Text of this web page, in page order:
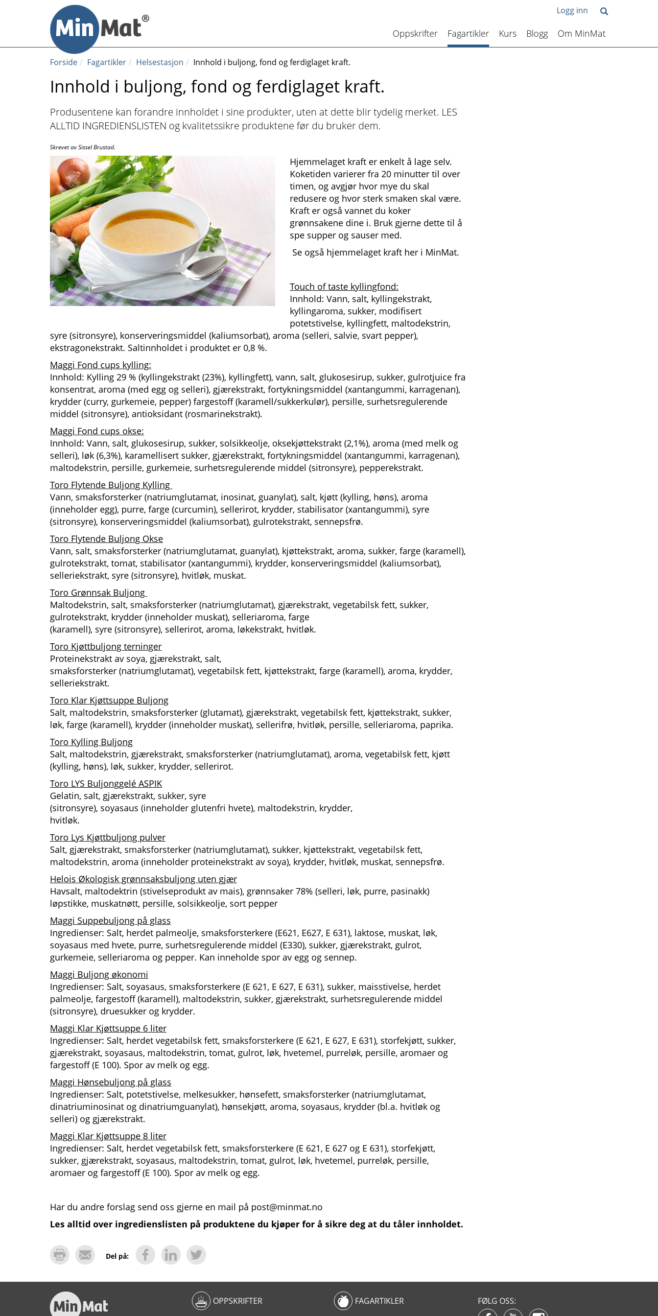
Logg inn
Oppskrifter Fagartikler Kurs Blogg Om MinMat
Forside Fagartikler Helsestasjon Innhold i buljong, fond og ferdiglaget kraft.
Innhold i buljong, fond og ferdiglaget kraft.
Produsentene kan forandre innholdet i sine produkter, uten at dette blir tydelig merket. LES
ALLTID INGREDIENSLISTEN og kvalitetssikre produktene før du bruker dem.
Skrevet av Sissel Brustad.
Hjemmelaget kraft er enkelt å lage selv.
Koketiden varierer fra 20 minutter til over
timen, og avgjør hvor mye du skal
redusere og hvor sterk smaken skal være.
Kraft er også vannet du koker
grønnsakene dine i. Bruk gjerne dette til å
spe supper og sauser med.
Se også hjemmelaget kraft her i MinMat.
Touch of taste kyllingfond:
Innhold: Vann, salt, kyllingekstrakt,
kyllingaroma, sukker, modifisert
potetstivelse, kyllingfett, maltodekstrin,
syre (sitronsyre), konserveringsmiddel (kaliumsorbat), aroma (selleri, salvie, svart pepper),
ekstragonekstrakt. Saltinnholdet i produktet er 0,8 %.
Maggi Fond cups kylling:
Innhold: Kylling 29 % (kyllingekstrakt (23%), kyllingfett), vann, salt, glukosesirup, sukker, gulrotjuice fra
konsentrat, aroma (med egg og selleri), gjærekstrakt, fortykningsmiddel (xantangummi, karragenan),
krydder (curry, gurkemeie, pepper) fargestoff (karamell/sukkerkulør), persille, surhetsregulerende
middel (sitronsyre), antioksidant (rosmarinekstrakt).
Maggi Fond cups okse:
Innhold: Vann, salt, glukosesirup, sukker, solsikkeolje, oksekjøttekstrakt (2,1%), aroma (med melk og
selleri), løk (6,3%), karamellisert sukker, gjærekstrakt, fortykningsmiddel (xantangummi, karragenan),
maltodekstrin, persille, gurkemeie, surhetsregulerende middel (sitronsyre), pepperekstrakt.
Toro Flytende Buljong Kylling
Vann, smaksforsterker (natriumglutamat, inosinat, guanylat), salt, kjøtt (kylling, høns), aroma
(inneholder egg), purre, farge (curcumin), sellerirot, krydder, stabilisator (xantangummi), syre
(sitronsyre), konserveringsmiddel (kaliumsorbat), gulrotekstrakt, sennepsfrø.
Toro Flytende Buljong Okse
Vann, salt, smaksforsterker (natriumglutamat, guanylat), kjøttekstrakt, aroma, sukker, farge (karamell),
gulrotekstrakt, tomat, stabilisator (xantangummi), krydder, konserveringsmiddel (kaliumsorbat),
selleriekstrakt, syre (sitronsyre), hvitløk, muskat.
Toro Grønnsak Buljong
Maltodekstrin, salt, smaksforsterker (natriumglutamat), gjærekstrakt, vegetabilsk fett, sukker,
gulrotekstrakt, krydder (inneholder muskat), selleriaroma, farge
(karamell), syre (sitronsyre), sellerirot, aroma, løkekstrakt, hvitløk.
Toro Kjøttbuljong terninger
Proteinekstrakt av soya, gjærekstrakt, salt,
smaksforsterker (natriumglutamat), vegetabilsk fett, kjøttekstrakt, farge (karamell), aroma, krydder,
selleriekstrakt.
Toro Klar Kjøttsuppe Buljong
Salt, maltodekstrin, smaksforsterker (glutamat), gjærekstrakt, vegetabilsk fett, kjøttekstrakt, sukker,
løk, farge (karamell), krydder (inneholder muskat), sellerifrø, hvitløk, persille, selleriaroma, paprika.
Toro Kylling Buljong
Salt, maltodekstrin, gjærekstrakt, smaksforsterker (natriumglutamat), aroma, vegetabilsk fett, kjøtt
(kylling, høns), løk, sukker, krydder, sellerirot.
Toro LYS Buljonggelé ASPIK
Gelatin, salt, gjærekstrakt, sukker, syre
(sitronsyre), soyasaus (inneholder glutenfri hvete), maltodekstrin, krydder,
hvitløk.
Toro Lys Kjøttbuljong pulver
Salt, gjærekstrakt, smaksforsterker (natriumglutamat), sukker, kjøttekstrakt, vegetabilsk fett,
maltodekstrin, aroma (inneholder proteinekstrakt av soya), krydder, hvitløk, muskat, sennepsfrø.
Helois Økologisk grønnsaksbuljong uten gjær
Havsalt, maltodektrin (stivelseprodukt av mais), grønnsaker 78% (selleri, løk, purre, pasinakk)
løpstikke, muskatnøtt, persille, solsikkeolje, sort pepper
Maggi Suppebuljong på glass
Ingredienser: Salt, herdet palmeolje, smaksforsterkere (E621, E627, E 631), laktose, muskat, løk,
soyasaus med hvete, purre, surhetsregulerende middel (E330), sukker, gjærekstrakt, gulrot,
gurkemeie, selleriaroma og pepper. Kan inneholde spor av egg og sennep.
Maggi Buljong økonomi
Ingredienser: Salt, soyasaus, smaksforsterkere (E 621, E 627, E 631), sukker, maisstivelse, herdet
palmeolje, fargestoff (karamell), maltodekstrin, sukker, gjærekstrakt, surhetsregulerende middel
(sitronsyre), druesukker og krydder.
Maggi Klar Kjøttsuppe 6 liter
Ingredienser: Salt, herdet vegetabilsk fett, smaksforsterkere (E 621, E 627, E 631), storfekjøtt, sukker,
gjærekstrakt, soyasaus, maltodekstrin, tomat, gulrot, løk, hvetemel, purreløk, persille, aromaer og
fargestoff (E 100). Spor av melk og egg.
Maggi Hønsebuljong på glass
Ingredienser: Salt, potetstivelse, melkesukker, hønsefett, smaksforsterker (natriumglutamat,
dinatriuminosinat og dinatriumguanylat), hønsekjøtt, aroma, soyasaus, krydder (bl.a. hvitløk og
selleri) og gjærekstrakt.
Maggi Klar Kjøttsuppe 8 liter
Ingredienser: Salt, herdet vegetabilsk fett, smaksforsterkere (E 621, E 627 og E 631), storfekjøtt,
sukker, gjærekstrakt, soyasaus, maltodekstrin, tomat, gulrot, løk, hvetemel, purreløk, persille,
aromaer og fargestoff (E 100). Spor av melk og egg.
Har du andre forslag send oss gjerne en mail på post@minmat.no
Les alltid over ingredienslisten på produktene du kjøper for å sikre deg at du tåler innholdet.
Del på:
OPPSKRIFTER FAGARTIKLER FØLG OSS: